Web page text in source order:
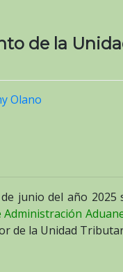
de la
Olano
junio del año
de la Unidad